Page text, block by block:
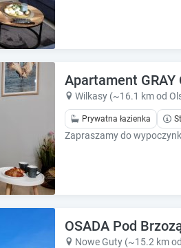
Apartament GRAY
Wilkasy (~16.1 km od
Prywatna łazienka
OSADA Pod
Nowe Guty (~15.2 km